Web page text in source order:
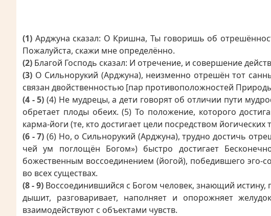
(1) Арджуна сказал: О Кришна, Ты говоришь об
Пожалуйста, скажи мне определённо.
(2) Благой Господь сказал: И отречение, и совершение
(3) О Сильнорукий (Арджуна), неизменно отрешён тот
связан двойственностью [пар противоположностей
(4 - 5) (4) Не мудрецы, а дети говорят об отличии пути
обретает плоды обеих. (5) То положение, которого
карма-йоги (те, кто достигает цели посредством
(6 - 7) (6) Но, о Сильнорукий (Арджуна), трудно достичь
чей ум поглощён Богом») быстро достигает
божественным воссоединением (йогой), победившего
во всех существах.
(8 - 9) Воссоединившийся с Богом человек, знающий истину,
дышит, разговаривает, наполняет и опорожняет
взаимодействуют с объектами чувств.